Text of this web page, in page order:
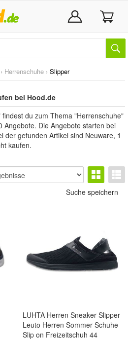
› Herrenschuhe › Slipper
bei Hood.de
du zum Thema "Herrenschuhe"
Angebote. Die Angebote starten bei
der gefunden Artikel sind Neuware, 1
kaufen.
Suche speichern
LUHTA Herren Sneaker Slipper
Leuto Herren Sommer Schuhe
Slip on Freizeitschuh 44